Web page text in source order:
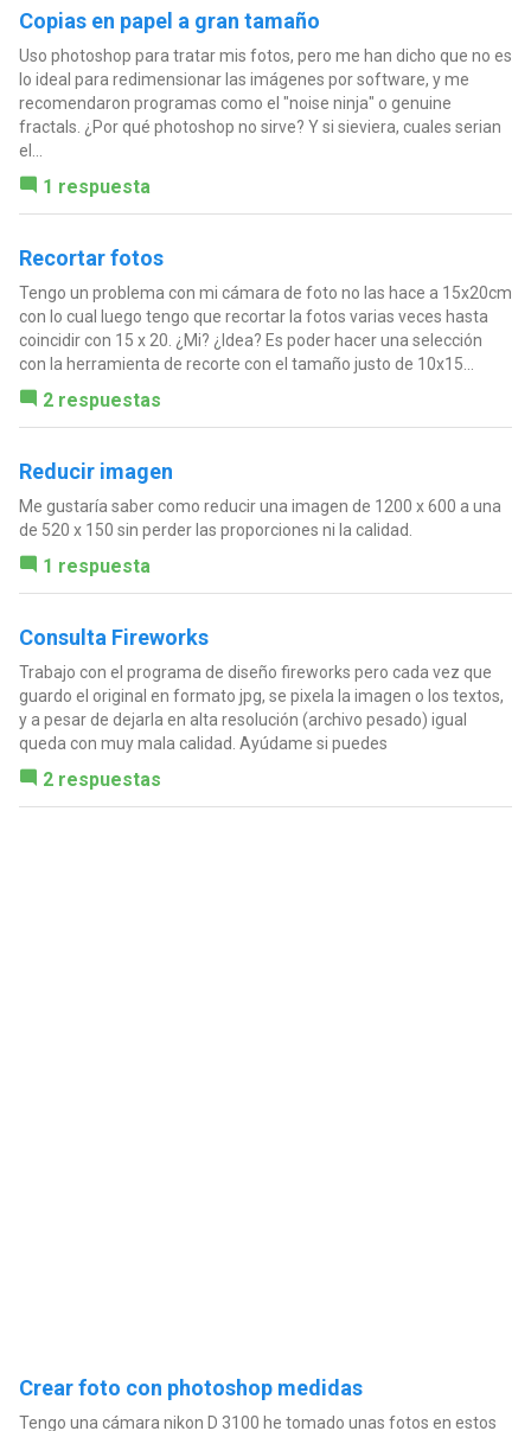
Copias en papel a gran tamaño
Uso photoshop para tratar mis fotos, pero me han dicho que no es
lo ideal para redimensionar las imágenes por software, y me
recomendaron programas como el "noise ninja" o genuine
fractals. ¿Por qué photoshop no sirve? Y si sieviera, cuales serian
el...
1 respuesta
Recortar fotos
Tengo un problema con mi cámara de foto no las hace a 15x20cm
con lo cual luego tengo que recortar la fotos varias veces hasta
coincidir con 15 x 20. ¿Mi? ¿Idea? Es poder hacer una selección
con la herramienta de recorte con el tamaño justo de 10x15...
2 respuestas
Reducir imagen
Me gustaría saber como reducir una imagen de 1200 x 600 a una
de 520 x 150 sin perder las proporciones ni la calidad.
1 respuesta
Consulta Fireworks
Trabajo con el programa de diseño fireworks pero cada vez que
guardo el original en formato jpg, se pixela la imagen o los textos,
y a pesar de dejarla en alta resolución (archivo pesado) igual
queda con muy mala calidad. Ayúdame si puedes
2 respuestas
Crear foto con photoshop medidas
Tengo una cámara nikon D 3100 he tomado unas fotos en estos